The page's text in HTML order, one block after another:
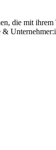
die mit
&